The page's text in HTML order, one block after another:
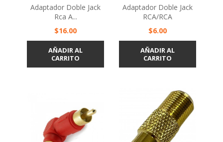
Adaptador Doble Jack
Rca A...
Precio
$16.00
AÑADIR AL
CARRITO
Adaptador Doble Jack
RCA/RCA
Precio
$6.00
AÑADIR AL
CARRITO